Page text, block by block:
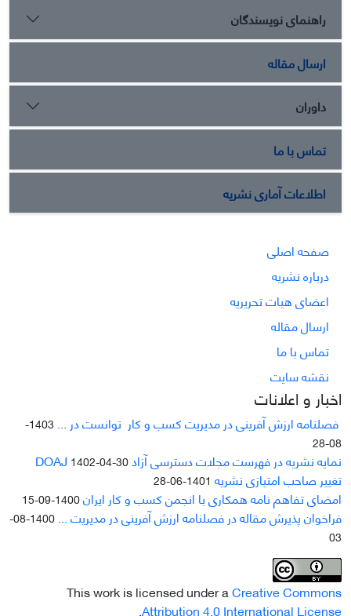
راهنمای نویسندگان
ارسال مقاله
داوران
تماس با ما
اطلاعات آماری نشریه
صفحه اصلی
درباره نشریه
اعضای هیات تحریریه
ارسال مقاله
تماس با ما
نقشه سایت
اخبار و اعلانات
فصلنامه ارزش آفرینی در مدیریت کسب و کار توانست در ...
1403-
08-28
نمایه نشریه در فهرست مجلات دسترسی آزاد DOAJ1402-04-30
تغییر صاحب امتیازی نشریه 1401-06-28
امضای تفاهم نامه همکاری با انجمن کسب و کار ایران1400-09-15
فراخوان پذیرش مقاله در فصلنامه ارزش آفرینی در مدیریت ...
1400-08-
03
This work is licensed under aCreative Commons
Attribution 4.0 International License
.